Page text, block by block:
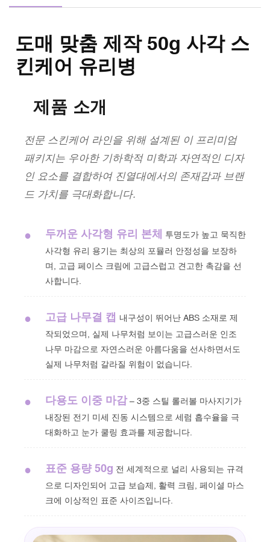
도매 맞춤 제작 50g 사각 스
킨케어 유리병
제품 소개
전문 스킨케어 라인을 위해 설계된 이 프리미엄
패키지는 우아한 기하학적 미학과 자연적인 디자
인 요소를 결합하여 진열대에서의 존재감과 브랜
드 가치를 극대화합니다.
● 두꺼운 사각형 유리 본체
투명도가 높고 묵직한
사각형 유리 용기는 최상의 포뮬러 안정성을 보장하
며, 고급 페이스 크림에 고급스럽고 견고한 촉감을 선
사합니다.
● 고급 나무결 캡
내구성이 뛰어난 ABS 소재로 제
작되었으며, 실제 나무처럼 보이는 고급스러운 인조
나무 마감으로 자연스러운 아름다움을 선사하면서도
실제 나무처럼 갈라질 위험이 없습니다.
● 다용도 이중 마감– 3중 스틸 롤러볼 마사지기가
내장된 전기 미세 진동 시스템으로 세럼 흡수율을 극
대화하고 눈가 쿨링 효과를 제공합니다.
● 표준 용량 50g 전 세계적으로 널리 사용되는 규격
으로 디자인되어 고급 보습제, 활력 크림, 페이셜 마스
크에 이상적인 표준 사이즈입니다.